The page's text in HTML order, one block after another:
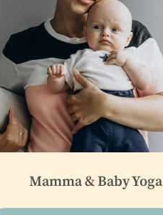
Mamma & Baby Yoga